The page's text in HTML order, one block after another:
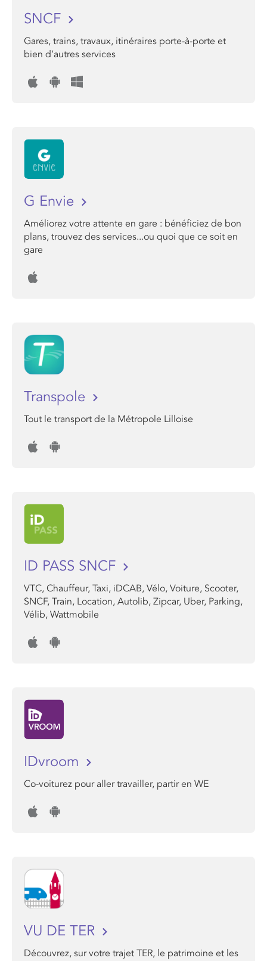
SNCF
Gares, trains, travaux, itinéraires porte-à-porte et
bien d’autres services
G Envie
Améliorez votre attente en gare : bénéficiez de bon
plans, trouvez des services...ou quoi que ce soit en
gare
Transpole
Tout le transport de la Métropole Lilloise
ID PASS SNCF
VTC, Chauffeur, Taxi, iDCAB, Vélo, Voiture, Scooter,
SNCF, Train, Location, Autolib, Zipcar, Uber, Parking,
Vélib, Wattmobile
IDvroom
Co-voiturez pour aller travailler, partir en WE
VU DE TER
Découvrez, sur votre trajet TER, le patrimoine et les